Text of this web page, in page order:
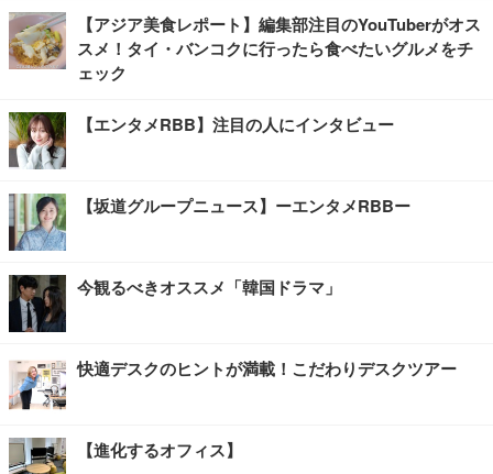
【アジア美食レポート】編集部注目のYouTuberがオス
スメ！タイ・バンコクに行ったら食べたいグルメをチ
ェック
【エンタメRBB】注目の人にインタビュー
【坂道グループニュース】ーエンタメRBBー
今観るべきオススメ「韓国ドラマ」
快適デスクのヒントが満載！こだわりデスクツアー
【進化するオフィス】